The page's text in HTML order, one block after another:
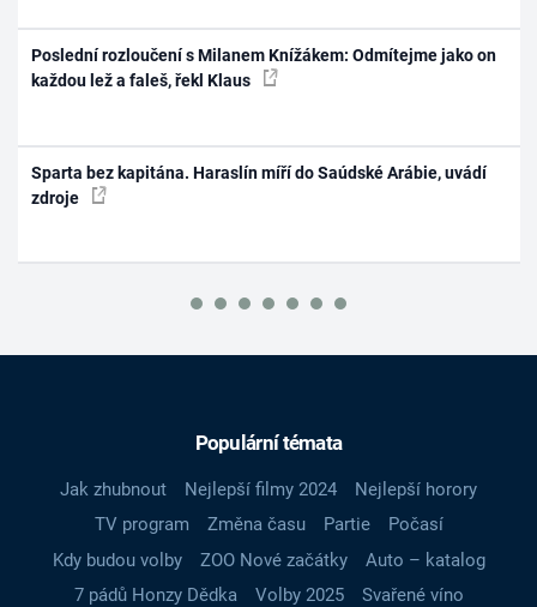
Poslední rozloučení s Milanem Knížákem: Odmítejme jako on
každou lež a faleš, řekl Klaus
Sparta bez kapitána. Haraslín míří do Saúdské Arábie, uvádí
zdroje
Populární témata
Jak zhubnout Nejlepší filmy 2024
Nejlepší horory
TV program
Změna času Partie
Počasí
Kdy budou volby
ZOO Nové začátky
Auto – katalog
7 pádů Honzy Dědka
Volby 2025
Svařené víno